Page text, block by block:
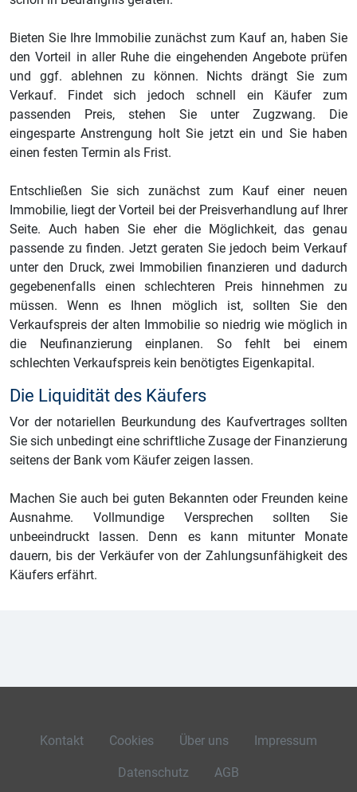
Bieten Sie Ihre Immobilie zunächst zum Kauf an, haben Sie
den Vorteil in aller Ruhe die eingehenden Angebote prüfen
und ggf. ablehnen zu können. Nichts drängt Sie zum
Verkauf. Findet sich jedoch schnell ein Käufer zum
passenden Preis, stehen Sie unter Zugzwang. Die
eingesparte Anstrengung holt Sie jetzt ein und Sie haben
einen festen Termin als Frist.
Entschließen Sie sich zunächst zum Kauf einer neuen
Immobilie, liegt der Vorteil bei der Preisverhandlung auf Ihrer
Seite. Auch haben Sie eher die Möglichkeit, das genau
passende zu finden. Jetzt geraten Sie jedoch beim Verkauf
unter den Druck, zwei Immobilien finanzieren und dadurch
gegebenenfalls einen schlechteren Preis hinnehmen zu
müssen. Wenn es Ihnen möglich ist, sollten Sie den
Verkaufspreis der alten Immobilie so niedrig wie möglich in
die Neufinanzierung einplanen. So fehlt bei einem
schlechten Verkaufspreis kein benötigtes Eigenkapital.
Die Liquidität des Käufers
Vor der notariellen Beurkundung des Kaufvertrages sollten
Sie sich unbedingt eine schriftliche Zusage der Finanzierung
seitens der Bank vom Käufer zeigen lassen.
Machen Sie auch bei guten Bekannten oder Freunden keine
Ausnahme. Vollmundige Versprechen sollten Sie
unbeeindruckt lassen. Denn es kann mitunter Monate
dauern, bis der Verkäufer von der Zahlungsunfähigkeit des
Käufers erfährt.
Kontakt Cookies Über uns Impressum
Datenschutz AGB